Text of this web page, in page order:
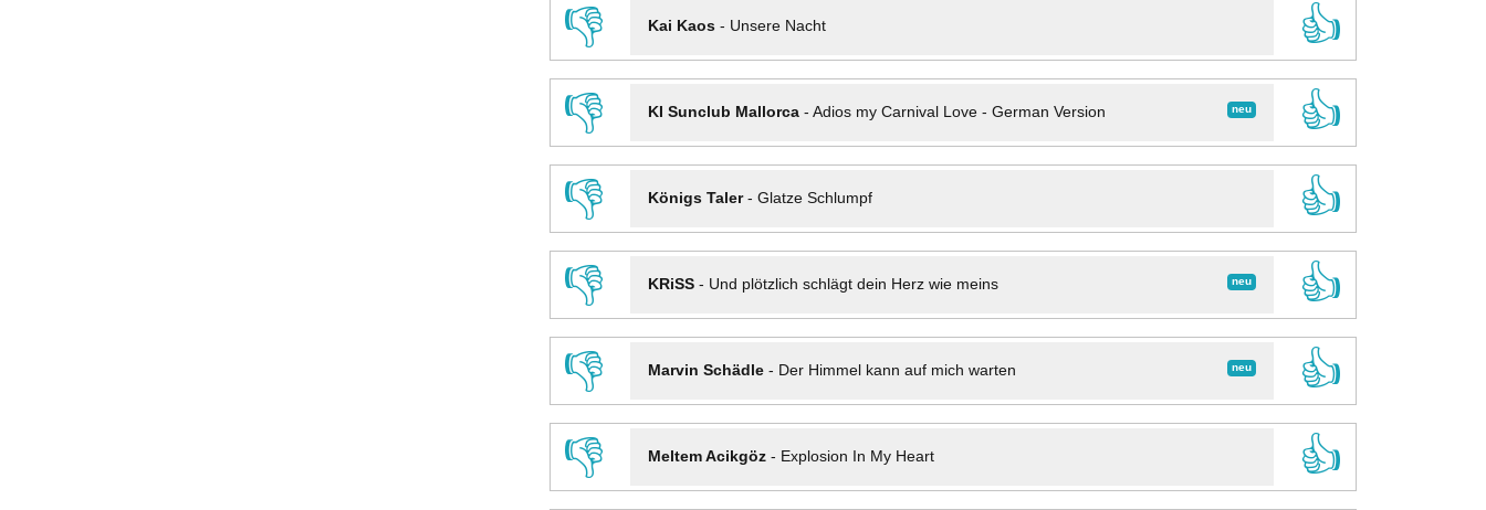
👎
Kai Kaos- Unsere Nacht
👍
👎
neu
KI Sunclub Mallorca- Adios my Carnival Love - German Version
👍
👎
Königs Taler- Glatze Schlumpf
👍
👎
neu
KRiSS- Und plötzlich schlägt dein Herz wie meins
👍
👎
neu
Marvin Schädle- Der Himmel kann auf mich warten
👍
👎
Meltem Acikgöz- Explosion In My Heart
👍